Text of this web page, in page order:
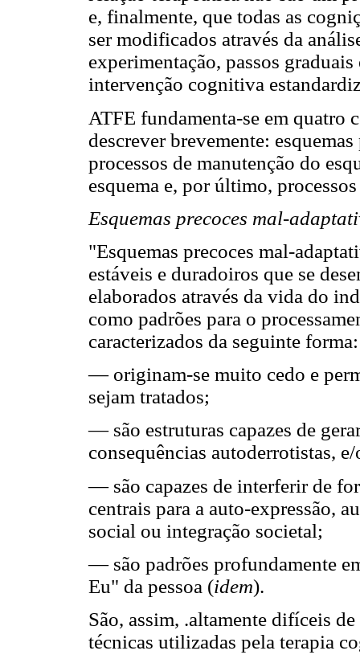
e, finalmente, que todas as
ser modificados através da
experimentação, passos
intervenção cognitiva
ATFE fundamenta-se em quatro
descrever brevemente:
processos de manutenção do
esquema e, por último,
Esquemas precoces mal-
"Esquemas precoces mal-
estáveis e duradoiros que se
elaborados através da vida do
como padrões para o
caracterizados da seguinte forma:
— originam-se muito cedo e
sejam tratados;
— são estruturas capazes de
consequências autoderrotistas,
— são capazes de interferir de
centrais para a auto-expressão,
social ou integração societal;
— são padrões profundamente
Eu" da pessoa (idem).
São, assim, .altamente difíceis
técnicas utilizadas pela terapia